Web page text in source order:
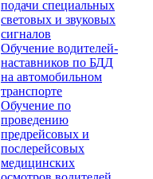
подачи специальных
световых и звуковых
сигналов
Обучение водителей-
наставников по БДД
на автомобильном
транспорте
Обучение по
проведению
предрейсовых и
послерейсовых
медицинских